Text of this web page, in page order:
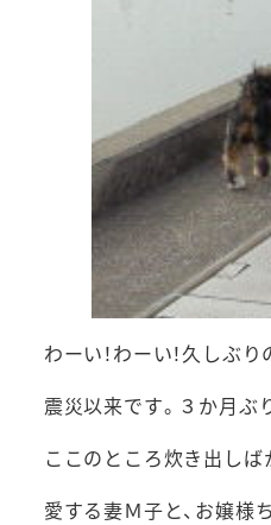
わーい！わーい！久しぶ
震災以来です。３か月ぶ
ここのところ炊き出しば
愛する妻Ｍ子と、お嬢様